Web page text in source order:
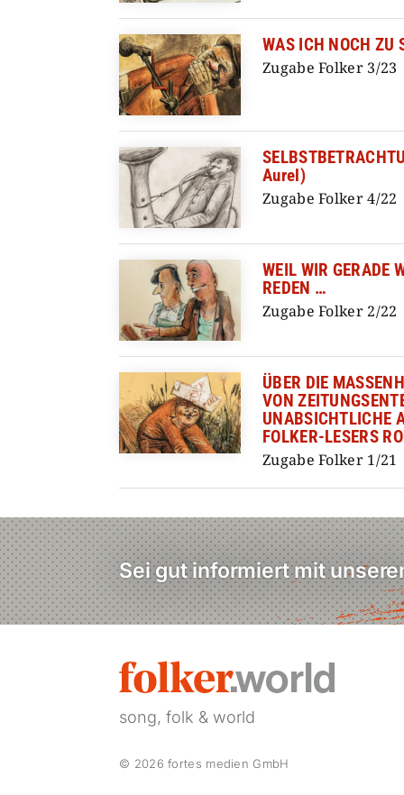
WAS ICH NOCH ZU
Zugabe Folker 3/23
Aurel)
Zugabe Folker 4/22
WEIL WIR GERADE
REDEN …
Zugabe Folker 2/22
ÜBER DIE
VON
UNABSICHTLICHE
FOLKER-LESERS
Zugabe Folker 1/21
Sei gut informiert mit
song, folk & world
© 2026 fortes medien GmbH